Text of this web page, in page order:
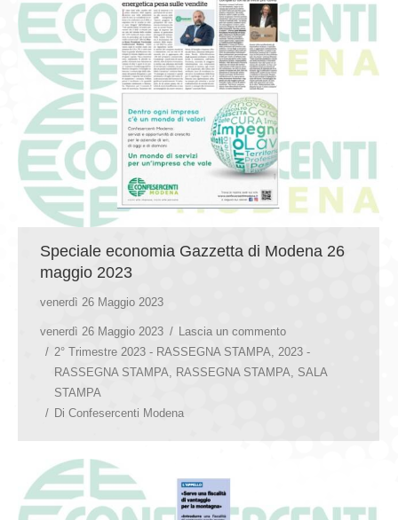
Speciale economia Gazzetta di Modena 26
maggio 2023
venerdì 26 Maggio 2023
venerdì 26 Maggio 2023
Lascia un commento
2° Trimestre 2023 - RASSEGNA STAMPA
2023 -
RASSEGNA STAMPA
RASSEGNA STAMPA
SALA
STAMPA
Di Confesercenti Modena